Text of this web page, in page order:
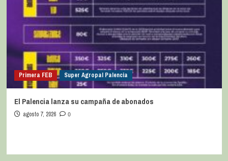
Primera FEB Super Agropal Palencia
El Palencia lanza su campaña de abonados
agosto 7, 2026 0